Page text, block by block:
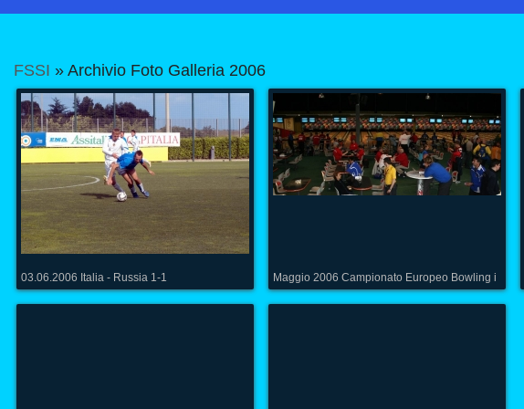
FSSI » Archivio Foto Galleria 2006
03.06.2006 Italia - Russia 1-1 Maggio 2006 Campionato Europeo Bowling i